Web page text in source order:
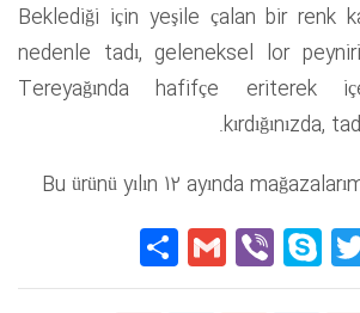
Beklediği için yeşile çalan bir renk
nedenle tadı, geleneksel lor
Tereyağında hafifçe eriterek
kırdığınızda,
Bu ürünü yılın 12 ayında
Twitter
Skype
Viber
Gmail